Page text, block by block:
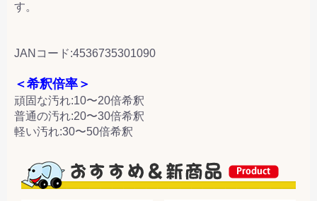
す。
JANコード:4536735301090
＜希釈倍率＞
頑固な汚れ:10〜20倍希釈
普通の汚れ:20〜30倍希釈
軽い汚れ:30〜50倍希釈